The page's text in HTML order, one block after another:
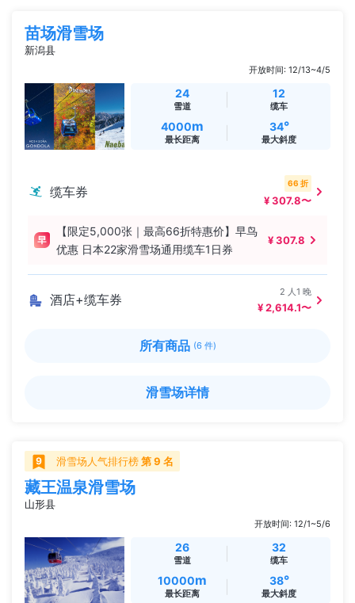
苗场滑雪场
新潟县
开放时间: 12/13~4/5
24
雪道
12
缆车
4000m
最长距离
34°
最大斜度
缆车券
66 折
¥ 307.8〜
【限定5,000张｜最高66折特惠价】早鸟
优惠 日本22家滑雪场通用缆车1日券
¥ 307.8
酒店+缆车券
2 人1 晚
¥ 2,614.1〜
所有商品 (6 件)
滑雪场详情
滑雪场人气排行榜第 9 名
藏王温泉滑雪场
山形县
开放时间: 12/1~5/6
26
雪道
32
缆车
10000m
最长距离
38°
最大斜度